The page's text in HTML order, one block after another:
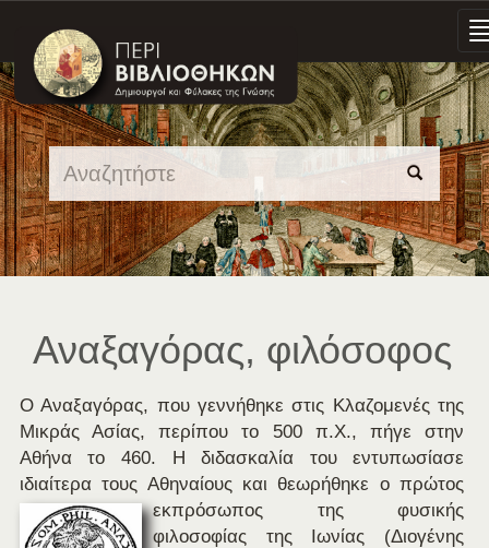
Skip
navigation
Αναξαγόρας, φιλόσοφος
Ο Αναξαγόρας, που γεννήθηκε στις Κλαζομενές της
Μικράς Ασίας, περίπου το 500 π.Χ., πήγε στην
Αθήνα το 460. Η διδασκαλία του εντυπωσίασε
ιδιαίτερα τους Αθηναίους και θεωρήθηκε ο πρώτος
εκπρόσωπος της φυσικής
φιλοσοφίας της Ιωνίας (Διογένης